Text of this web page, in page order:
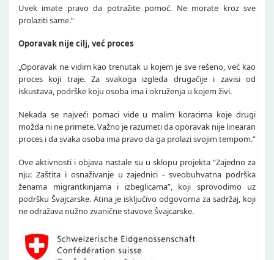
Uvek imate pravo da potražite pomoć. Ne morate kroz sve
prolaziti same.“
Oporavak nije cilj, već proces
„Oporavak ne vidim kao trenutak u kojem je sve rešeno, već kao
proces koji traje. Za svakoga izgleda drugačije i zavisi od
iskustava, podrške koju osoba ima i okruženja u kojem živi.
Nekada se najveći pomaci vide u malim koracima koje drugi
možda ni ne primete. Važno je razumeti da oporavak nije linearan
proces i da svaka osoba ima pravo da ga prolazi svojim tempom.“
Ove aktivnosti i objava nastale su u sklopu projekta “Zajedno za
nju: Zaštita i osnaživanje u zajednici - sveobuhvatna podrška
ženama migrantkinjama i izbeglicama”, koji sprovodimo uz
podršku Švajcarske. Atina je isključivo odgovorna za sadržaj, koji
ne odražava nužno zvanične stavove Švajcarske.